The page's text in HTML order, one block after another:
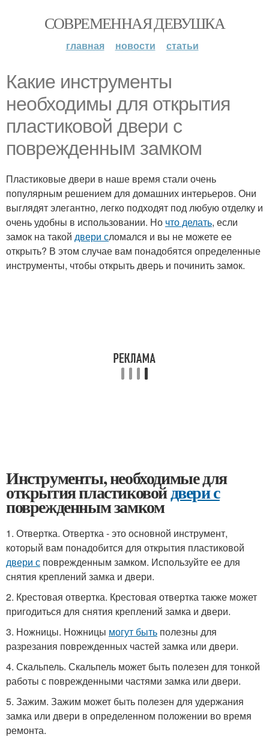
СОВРЕМЕННАЯ ДЕВУШКА
главная новости статьи
Какие инструменты
необходимы для открытия
пластиковой двери с
поврежденным замком
Пластиковые двери в наше время стали очень
популярным решением для домашних интерьеров. Они
выглядят элегантно, легко подходят под любую отделку и
очень удобны в использовании. Но что делать, если
замок на такой двери сломался и вы не можете ее
открыть? В этом случае вам понадобятся определенные
инструменты, чтобы открыть дверь и починить замок.
Инструменты, необходимые для
открытия пластиковойдвери с
поврежденным замком
1. Отвертка. Отвертка - это основной инструмент,
который вам понадобится для открытия пластиковой
двери с поврежденным замком. Используйте ее для
снятия креплений замка и двери.
2. Крестовая отвертка. Крестовая отвертка также может
пригодиться для снятия креплений замка и двери.
3. Ножницы. Ножницы могут быть полезны для
разрезания поврежденных частей замка или двери.
4. Скальпель. Скальпель может быть полезен для тонкой
работы с поврежденными частями замка или двери.
5. Зажим. Зажим может быть полезен для удержания
замка или двери в определенном положении во время
ремонта.